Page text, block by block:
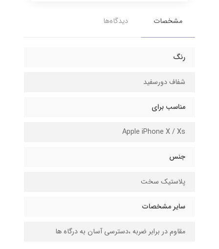
مشخصات دیدگاه‌ها
رنگ
شفاف دورسفید
مناسب برای
Apple iPhone X / Xs
جنس
پلاستیک سخت
سایر مشخصات
مقاوم در برابر ضربه ،دسترسی آسان به درگاه ها